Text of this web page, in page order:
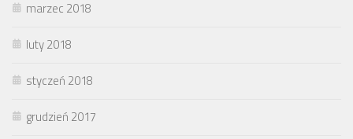
marzec 2018
luty 2018
styczeń 2018
grudzień 2017